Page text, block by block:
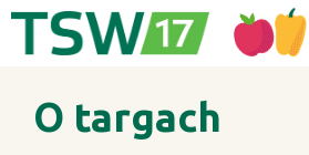
Skip to content
O targach